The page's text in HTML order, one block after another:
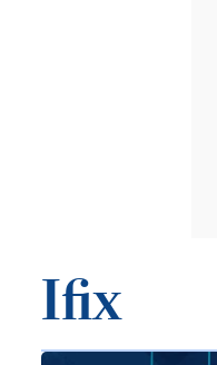
Ifix